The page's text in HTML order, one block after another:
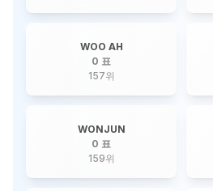
WOO AH
0 표
157위
WONJUN
0 표
159위